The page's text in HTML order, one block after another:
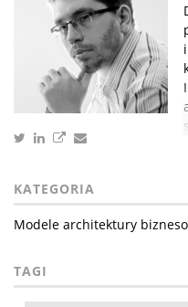
KATEGORIA
Modele architektury
TAGI